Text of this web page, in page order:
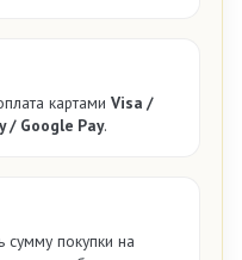
картами Visa /
/ Google Pay.
сумму покупки на